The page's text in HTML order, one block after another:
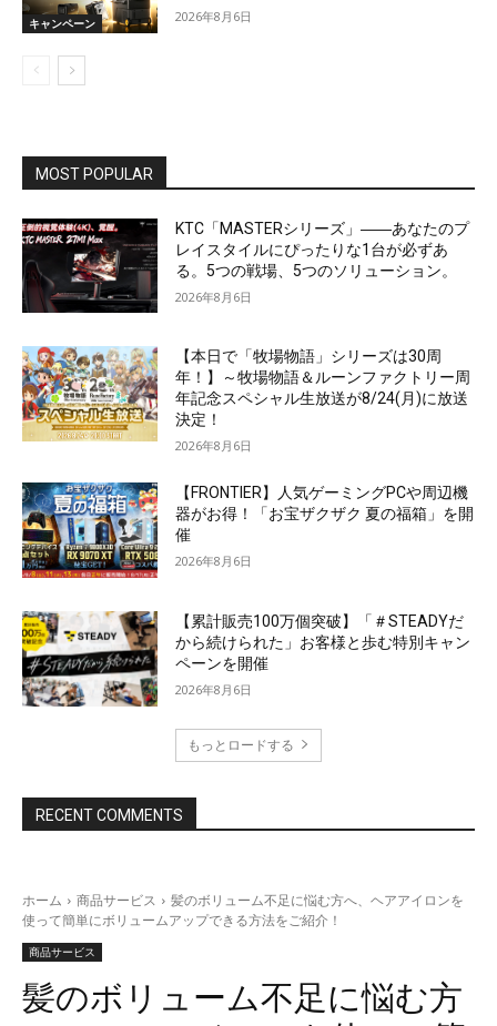
キャンペーン 2026年8月6日
MOST POPULAR
KTC「MASTERシリーズ」――あなたのプ
レイスタイルにぴったりな1台が必ずあ
る。5つの戦場、5つのソリューション。
2026年8月6日
【本日で「牧場物語」シリーズは30周
年！】～牧場物語＆ルーンファクトリー周
年記念スペシャル生放送が8/24(月)に放送
決定！
2026年8月6日
【FRONTIER】人気ゲーミングPCや周辺機
器がお得！「お宝ザクザク 夏の福箱」を開
催
2026年8月6日
【累計販売100万個突破】「＃STEADYだ
から続けられた」お客様と歩む特別キャン
ペーンを開催
2026年8月6日
もっとロードする
RECENT COMMENTS